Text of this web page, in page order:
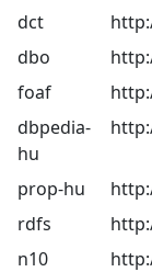
dct
dbo
foaf
dbpedia-
hu
prop-hu
rdfs
n10